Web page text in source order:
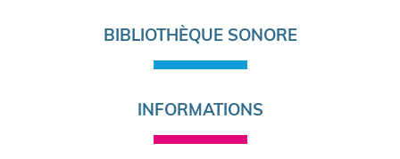
BIBLIOTHÈQUE SONORE
INFORMATIONS